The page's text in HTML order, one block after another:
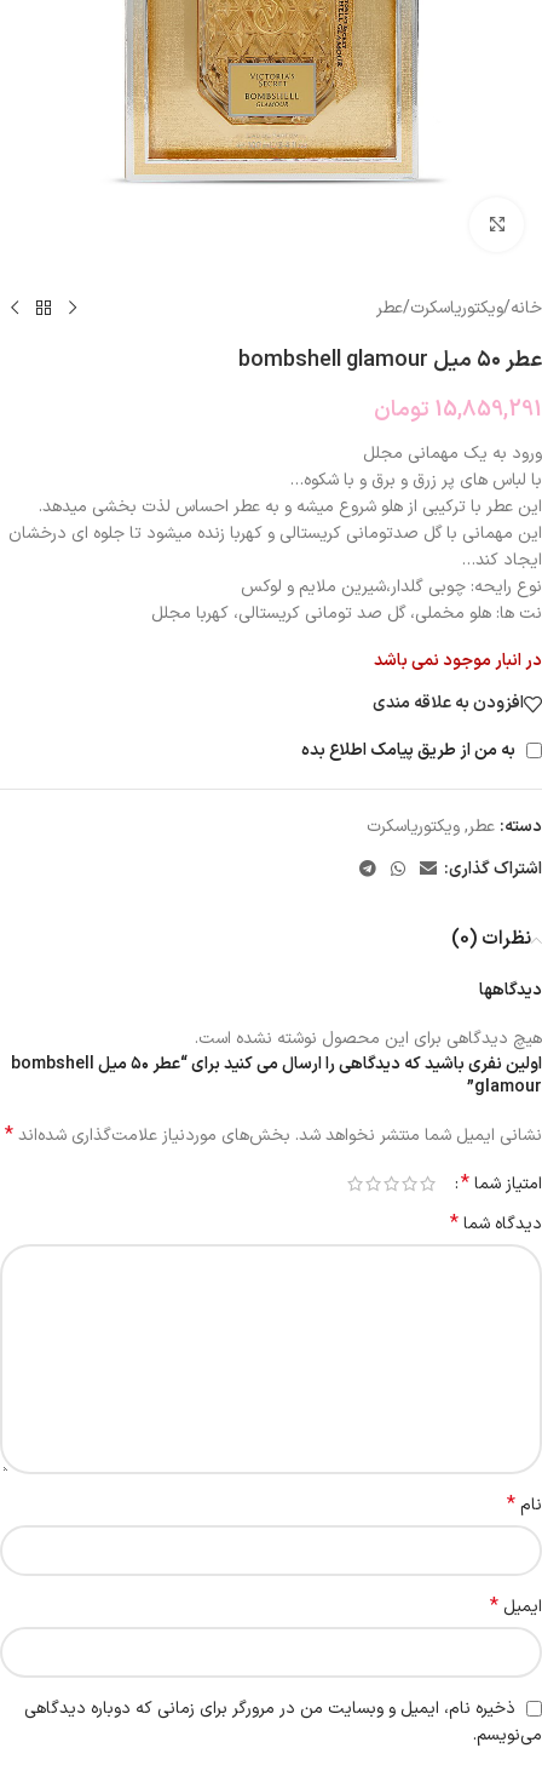
خانه/ویکتوریاسکرت/عطر
عطر ۵۰ میل bombshell glamour
15,859,291 تومان
ورود به یک مهمانی مجلل
با لباس های پر زرق و برق و با شکوه‌‌‌…
این عطر با ترکیبی از هلو شروع میشه و به عطر احساس لذت بخشی میدهد.
این مهمانی با گل صدتومانی کریستالی و کهربا زنده میشود تا جلوه ای درخشان
ایجاد کند…
نوع رایحه: چوبی گلدار،شیرین ملایم و لوکس
نت ها: هلو مخملی، گل صد تومانی کریستالی، کهربا مجلل
در انبار موجود نمی باشد
افزودن به علاقه مندی
به من از طریق پیامک اطلاع بده
دسته: عطر,ویکتوریاسکرت
اشتراک گذاری:
نظرات (0)
دیدگاهها
هیچ دیدگاهی برای این محصول نوشته نشده است.
اولین نفری باشید که دیدگاهی را ارسال می کنید برای “عطر ۵۰ میل bombshell
glamour”
نشانی ایمیل شما منتشر نخواهد شد. بخش‌های موردنیاز علامت‌گذاری شده‌اند*
امتیاز شما*
دیدگاه شما*
نام*
ایمیل *
ذخیره نام، ایمیل و وبسایت من در مرورگر برای زمانی که دوباره دیدگاهی
می‌نویسم.